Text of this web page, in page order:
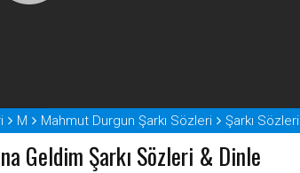
M Mahmut Durgun Şarkı Sözleri Şarkı Sözleri
Geldim Şarkı Sözleri & Dinle